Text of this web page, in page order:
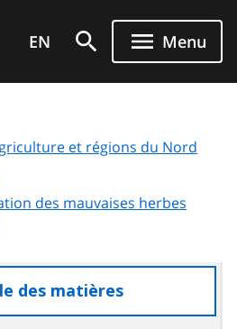
EN Menu
et régions du Nord
des mauvaises herbes
des matières
à